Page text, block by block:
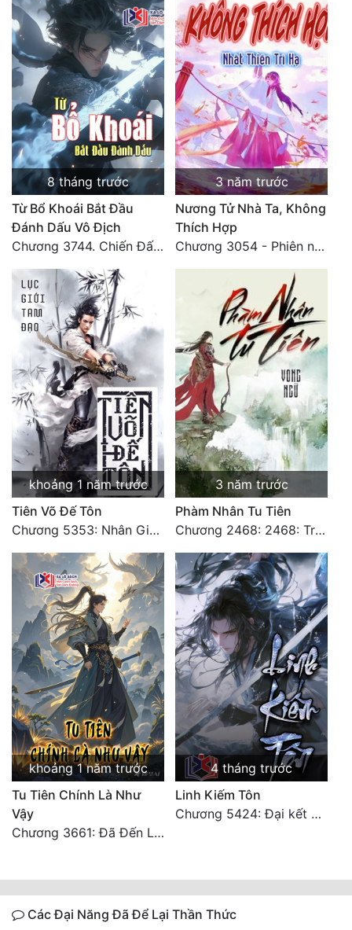
8 tháng trước
Từ Bổ Khoái Bắt Đầu
Đánh Dấu Vô Địch
Chương 3744. Chiến Đấu nghiền ép, Cực Thiên Chỉ Chủ (Đại Kết Cục)
3 năm trước
Nương Tử Nhà Ta, Không
Thích Hợp
Chương 3054 - Phiên ngoại 3: Nhật ký của Tống Như Nguyệt (2)
khoảng 1 năm trước
Tiên Võ Đế Tôn
Chương 5353: Nhân Gian Đạo (Đại kết cục) (2)
3 năm trước
Phàm Nhân Tu Tiên
Chương 2468: 2468: Trở Lại Vực Chủ Thành
khoảng 1 năm trước
Tu Tiên Chính Là Như
Vậy
Chương 3661: Đã Đến Lân Thú Quốc
4 tháng trước
Linh Kiếm Tôn
Chương 5424: Đại kết cục (Hạ)
Các Đại Năng Đã Để Lại Thần Thức